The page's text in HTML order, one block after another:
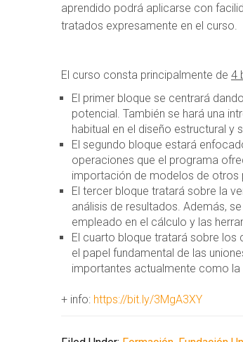
aprendido podrá aplicarse con
tratados expresamente en el curso.
El curso consta principalmente de 4
El primer bloque se centrará
potencial. También se hará una
habitual en el diseño estructural y
El segundo bloque estará
operaciones que el programa
importación de modelos de otros
El tercer bloque tratará sobre la
análisis de resultados. Además,
empleado en el cálculo y las
El cuarto bloque tratará sobre los
el papel fundamental de las
importantes actualmente como la
+ info: https://bit.ly/3MgA3XY